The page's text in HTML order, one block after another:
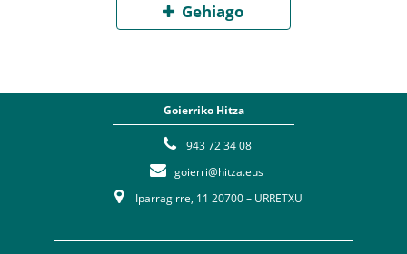
Gehiago
Goierriko Hitza
943 72 34 08
goierri@hitza.eus
Iparragirre, 11 20700 – URRETXU